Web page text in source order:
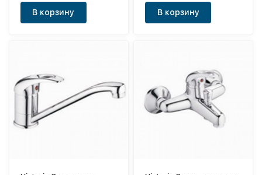
В корзину В корзину